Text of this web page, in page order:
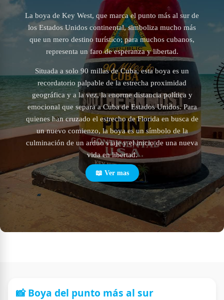
La boya de Key West, que marca el punto más al sur de
los Estados Unidos continental, simboliza mucho más
que un mero destino turístico; para muchos cubanos,
representa un faro de esperanza y libertad.
Situada a solo 90 millas de Cuba, esta boya es un
recordatorio palpable de la estrecha proximidad
geográfica y a la vez, la enorme distancia política y
emocional que separa a Cuba de Estados Unidos. Para
quienes han cruzado el estrecho de Florida en busca de
un nuevo comienzo, la boya es un símbolo de la
culminación de un arduo viaje y el inicio de una nueva
vida en libertad.
📖 Ver mas
📸 Boya del punto más al sur